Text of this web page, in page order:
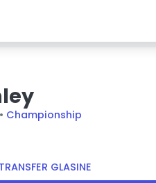
Championship
TRANSFER GLASINE